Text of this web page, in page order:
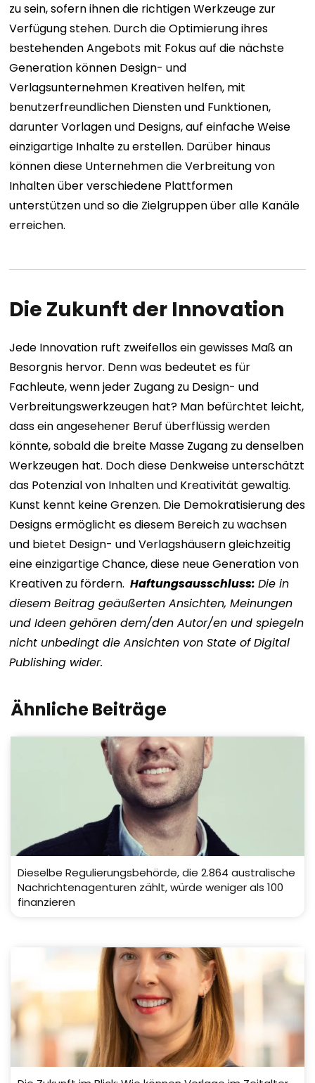
zu sein, sofern ihnen die richtigen Werkzeuge zur
Verfügung stehen. Durch die Optimierung ihres
bestehenden Angebots mit Fokus auf die nächste
Generation können Design- und
Verlagsunternehmen Kreativen helfen, mit
benutzerfreundlichen Diensten und Funktionen,
darunter Vorlagen und Designs, auf einfache Weise
einzigartige Inhalte zu erstellen. Darüber hinaus
können diese Unternehmen die Verbreitung von
Inhalten über verschiedene Plattformen
unterstützen und so die Zielgruppen über alle Kanäle
erreichen.
Die Zukunft der Innovation
Jede Innovation ruft zweifellos ein gewisses Maß an
Besorgnis hervor. Denn was bedeutet es für
Fachleute, wenn jeder Zugang zu Design- und
Verbreitungswerkzeugen hat? Man befürchtet leicht,
dass ein angesehener Beruf überflüssig werden
könnte, sobald die breite Masse Zugang zu denselben
Werkzeugen hat. Doch diese Denkweise unterschätzt
das Potenzial von Inhalten und Kreativität gewaltig.
Kunst kennt keine Grenzen. Die Demokratisierung des
Designs ermöglicht es diesem Bereich zu wachsen
und bietet Design- und Verlagshäusern gleichzeitig
eine einzigartige Chance, diese neue Generation von
Kreativen zu fördern. Haftungsausschluss:Die in
diesem Beitrag geäußerten Ansichten, Meinungen
und Ideen gehören dem/den Autor/en und spiegeln
nicht unbedingt die Ansichten von State of Digital
Publishing wider.
Ähnliche Beiträge
Dieselbe Regulierungsbehörde, die 2.864 australische
Nachrichtenagenturen zählt, würde weniger als 100
finanzieren